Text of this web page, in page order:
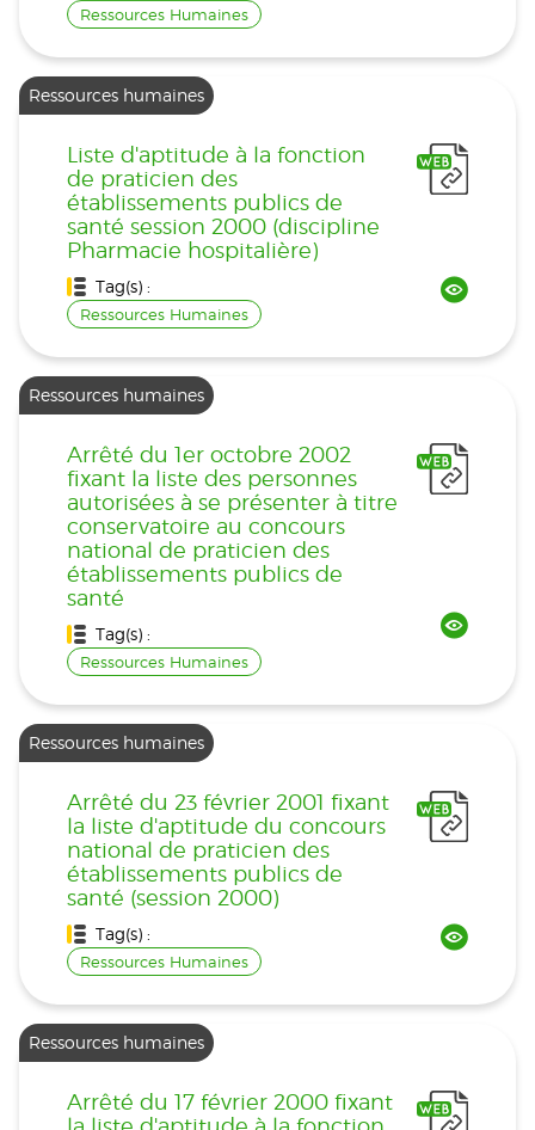
Ressources Humaines
Ressources humaines
Liste d'aptitude à la fonction
de praticien des
établissements publics de
santé session 2000 (discipline
Pharmacie hospitalière)
Tag(s) :
Ressources Humaines
Ressources humaines
Arrêté du 1er octobre 2002
fixant la liste des personnes
autorisées à se présenter à titre
conservatoire au concours
national de praticien des
établissements publics de
santé
Tag(s) :
Ressources Humaines
Ressources humaines
Arrêté du 23 février 2001 fixant
la liste d'aptitude du concours
national de praticien des
établissements publics de
santé (session 2000)
Tag(s) :
Ressources Humaines
Ressources humaines
Arrêté du 17 février 2000 fixant